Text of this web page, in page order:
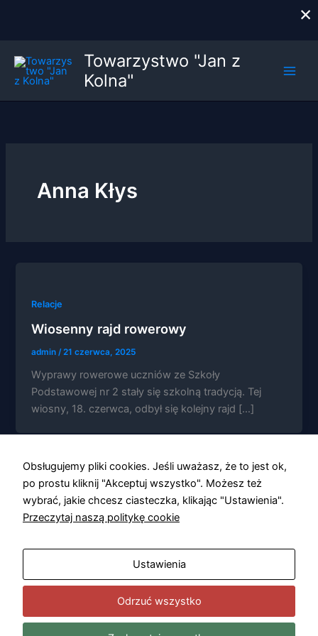
treści
Towarzystwo "Jan z
Kolna"
Anna Kłys
Relacje
Wiosenny rajd rowerowy
admin /21 czerwca, 2025
Wyprawy rowerowe uczniów ze Szkoły
Podstawowej nr 2 stały się szkolną tradycją. Tej
wiosny, 18. czerwca, odbył się kolejny rajd […]
×
Obsługujemy pliki cookies. Jeśli uważasz, że to jest ok,
po prostu kliknij "Akceptuj wszystko". Możesz też
wybrać, jakie chcesz ciasteczka, klikając "Ustawienia".
Przeczytaj naszą politykę cookie
Ustawienia
Odrzuć wszystko
Konieczne
Te pliki cookie
do
funkcjonowania
strony
internetowej.
Statystyka
Abyśmy mogli
poprawić
i strukturę
strony